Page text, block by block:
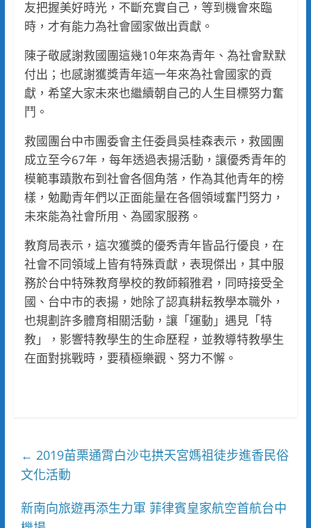
友把握美好時光，不斷充實自己，等到機會來臨
時，才有能力為社會國家做出貢獻。
陳子敬感謝救國團這幾10年來為青年、為社會默默
付出；也感謝獲獎青年這一年來為社會國家的貢
獻，希望大家未來也繼續朝自己的人生目標努力奮
鬥。
救國團台中市團委會主任委員吳桂森表示，救國團
成立至今67年，每年透過表揚活動，讓優秀青年的
模範事蹟散布到社會各個角落，作為其他青年的榜
樣，勉勵青年們以正面能量在各個領域奮鬥努力，
未來能為社會所用、為國家服務。
教育局表示，這次獲獎的優秀青年皆品行優良，在
社會不同領域上皆有特殊貢獻，表現傑出，其中服
務於台中特殊教育學校的教師賴雅君，同時接受全
國、台中市的表揚，她除了認真耕耘教學本職外，
也規劃許多體育相關活動，讓「運動」遇見「特
教」，影響特教學生的生命歷程，並教導特教學生
在面對挑戰時，要積極樂觀、努力不懈。
← 2019苗栗通霄白沙屯拱天宮媽祖徒步進香民俗
文化活動
新南向旅遊再添生力軍 菲律賓皇家航空首航台中